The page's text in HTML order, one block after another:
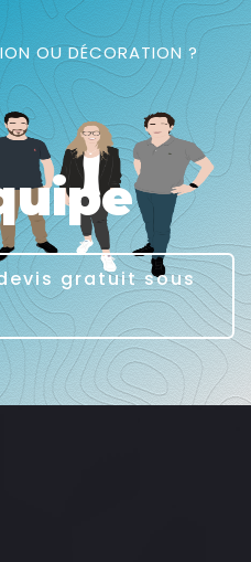
OU DÉCORATION ?
gratuit sous